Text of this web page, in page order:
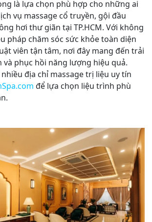
là lựa chọn phù hợp cho những ai
vụ massage cổ truyền, gội đầu
hơi thư giãn tại TP.HCM. Với không
pháp chăm sóc sức khỏe toàn diện
viên tận tâm, nơi đây mang đến trải
phục hồi năng lượng hiệu quả.
địa chỉ massage trị liệu uy tín
để lựa chọn liệu trình phù